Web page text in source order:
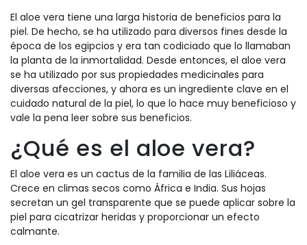
El aloe vera tiene una larga historia de beneficios para la
piel. De hecho, se ha utilizado para diversos fines desde la
época de los egipcios y era tan codiciado que lo llamaban
la planta de la inmortalidad. Desde entonces, el aloe vera
se ha utilizado por sus propiedades medicinales para
diversas afecciones, y ahora es un ingrediente clave en el
cuidado natural de la piel, lo que lo hace muy beneficioso y
vale la pena leer sobre sus beneficios.
¿Qué es el aloe vera?
El aloe vera es un cactus de la familia de las Liliáceas.
Crece en climas secos como África e India. Sus hojas
secretan un gel transparente que se puede aplicar sobre la
piel para cicatrizar heridas y proporcionar un efecto
calmante.